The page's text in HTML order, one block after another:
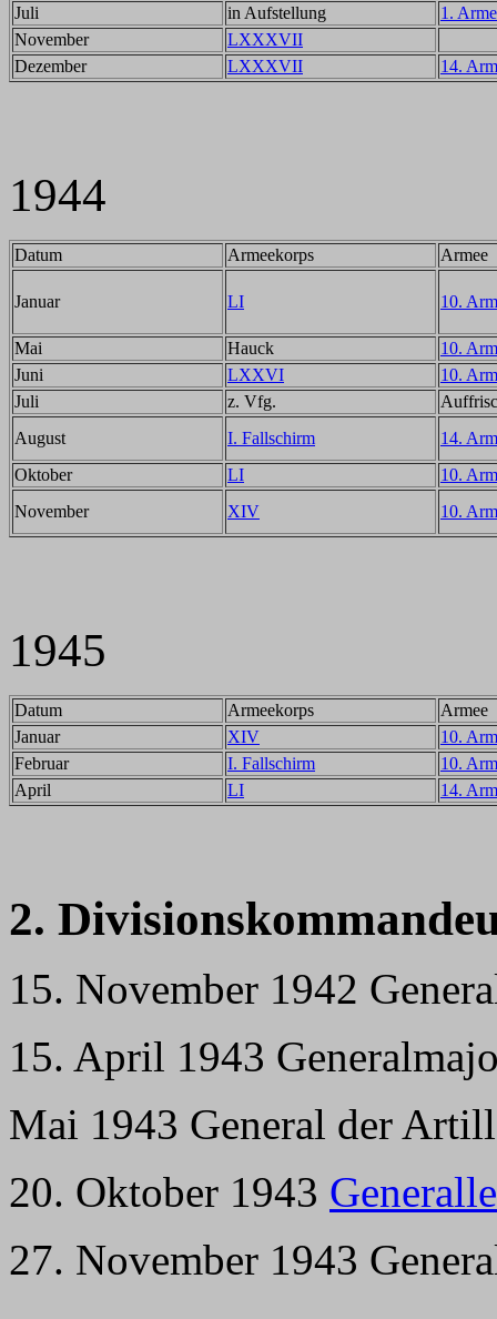
Juli
in Aufstellung
1.
November
LXXXVII
Dezember
LXXXVII 14.
1944
Datum Armeekorps Armee
Januar LI 10.
Mai Hauck
10.
Juni
LXXVI
10.
Juli
z. Vfg.
August
I. Fallschirm
14.
Oktober
LI
10.
November
XIV 10.
1945
Datum Armeekorps
Armee
Januar
XIV
10.
Februar
I. Fallschirm
10.
April
LI 14.
2.
15. November 1942
15. April 1943
Mai 1943 General der
20. Oktober 1943
27. November 1943